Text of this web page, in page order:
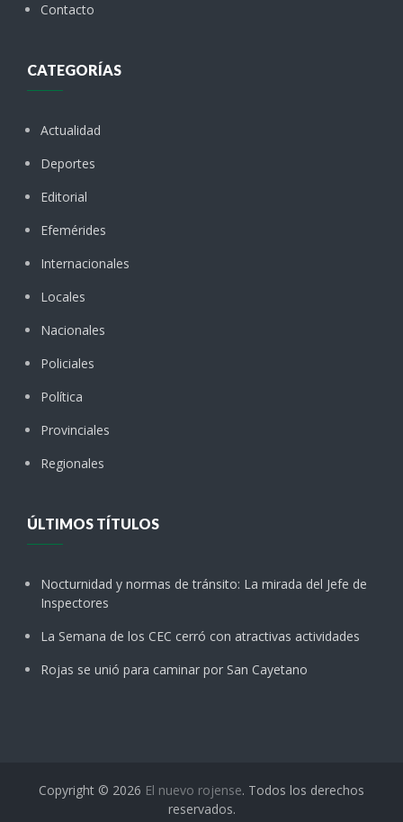
Contacto
CATEGORÍAS
Actualidad
Deportes
Editorial
Efemérides
Internacionales
Locales
Nacionales
Policiales
Política
Provinciales
Regionales
ÚLTIMOS TÍTULOS
Nocturnidad y normas de tránsito: La mirada del Jefe de
Inspectores
La Semana de los CEC cerró con atractivas actividades
Rojas se unió para caminar por San Cayetano
Copyright © 2026 El nuevo rojense. Todos los derechos
reservados.